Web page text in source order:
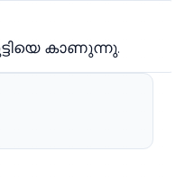
കാണുന്നു.